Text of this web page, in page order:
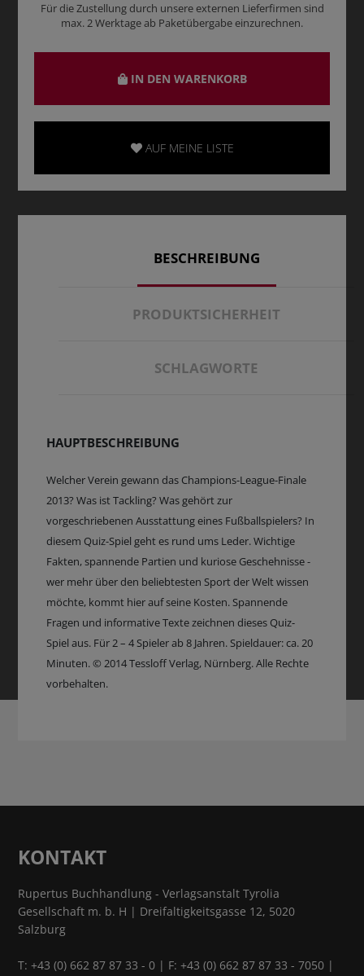
Für die Zustellung durch unsere externen Lieferfirmen sind
max. 2 Werktage ab Paketübergabe einzurechnen.
IN DEN WARENKORB
AUF MEINE LISTE
BESCHREIBUNG
PRODUKTSICHERHEIT
SCHLAGWORTE
HAUPTBESCHREIBUNG
Welcher Verein gewann das Champions-League-Finale
2013? Was ist Tackling? Was gehört zur
vorgeschriebenen Ausstattung eines Fußballspielers? In
diesem Quiz-Spiel geht es rund ums Leder. Wichtige
Fakten, spannende Partien und kuriose Geschehnisse -
wer mehr über den beliebtesten Sport der Welt wissen
möchte, kommt hier auf seine Kosten. Spannende
Fragen und informative Texte zeichnen dieses Quiz-
Spiel aus. Für 2 – 4 Spieler ab 8 Jahren. Spieldauer: ca. 20
Minuten. © 2014 Tessloff Verlag, Nürnberg. Alle Rechte
vorbehalten.
KONTAKT
Rupertus Buchhandlung - Verlagsanstalt Tyrolia
Gesellschaft m. b. H | Dreifaltigkeitsgasse 12, 5020
Salzburg
T:+43 (0) 662 87 87 33 - 0 | F: +43 (0) 662 87 87 33 - 7050 |